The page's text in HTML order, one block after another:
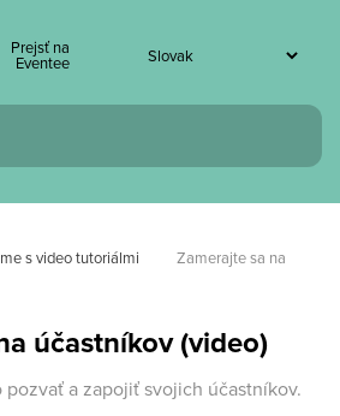
Prejsť na
Eventee
s video tutoriálmi
Zamerajte sa na
účastníkov (video)
a zapojiť svojich účastníkov.